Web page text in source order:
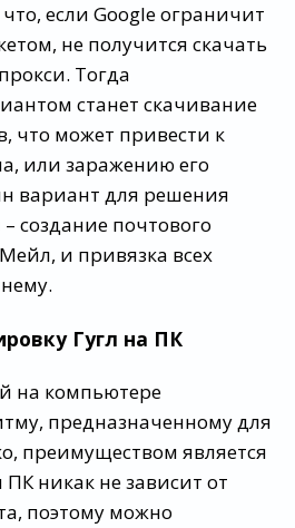
если Google ограничит
не получится скачать
Тогда
станет скачивание
что может привести к
или заражению его
вариант для решения
создание почтового
и привязка всех
Гугл на ПК
на компьютере
предназначенному для
преимуществом является
ПК никак не зависит от
поэтому можно